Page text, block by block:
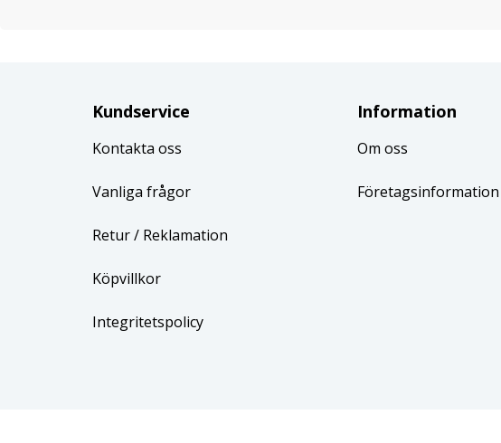
Kundservice
Kontakta oss
Vanliga frågor
Retur/ Reklamation
Köpvillkor
Integritetspolicy
Information
Om oss
Företagsinformation